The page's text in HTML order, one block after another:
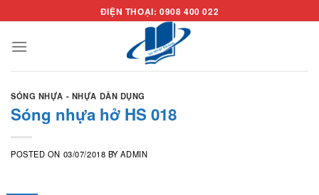
to
content
ĐIỆN THOẠI: 0908 400 022
SÓNG NHỰA - NHỰA DÂN DỤNG
Sóng nhựa hở HS 018
POSTED ON 03/07/2018 BYADMIN